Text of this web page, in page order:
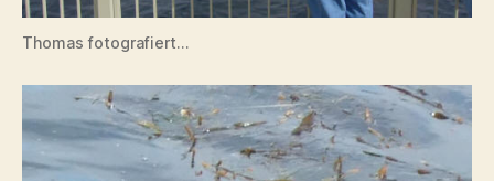
Thomas fotografiert…